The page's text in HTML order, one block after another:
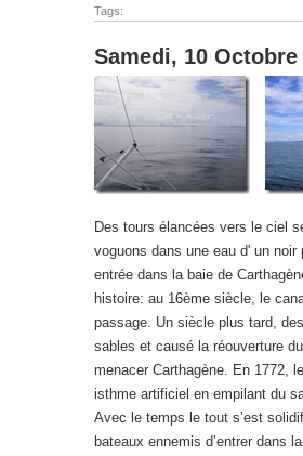
Tags:
Samedi, 10 Octobre
Des tours élancées vers le ciel
voguons dans une eau d' un
entrée dans la baie de
histoire: au 16ème siècle, le
passage. Un siècle plus tard,
sables et causé la réouverture
menacer Carthagène. En 1772,
isthme artificiel en empilant du
Avec le temps le tout s’est
bateaux ennemis d’entrer dans